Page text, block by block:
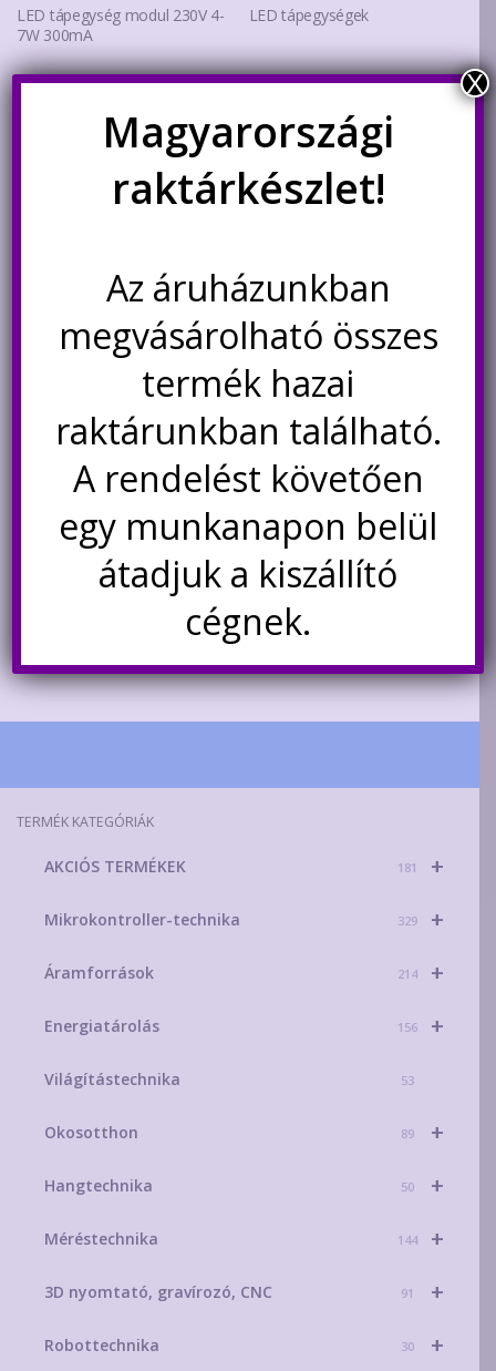
LED tápegység modul 230V 4-
7W 300mA
Kosárba teszem
LED tápegységek
Ártartomány:
3.600Ft
-
4.400Ft
Opciók választása
a
Szubminiatűr 12V 300mA
tápegység
Kosárba teszem
LED tápegység modul 230V 8-
1.290
Kosárba teszem
TERMÉK KATEGÓRIÁK
+
AKCIÓS TERMÉKEK 181
+
Mikrokontroller-technika 329
+
Áramforrások 214
+
Energiatárolás 156
Világítástechnika 53
+
Okosotthon 89
+
Hangtechnika 50
+
Méréstechnika 144
+
3D nyomtató, gravírozó, CNC 91
+
Robottechnika 30
Magyarországi
raktárkészlet!
Az áruházunkban
megvásárolható összes
termék hazai
raktárunkban található.
A rendelést követően
egy munkanapon belül
átadjuk a kiszállító
cégnek.
X